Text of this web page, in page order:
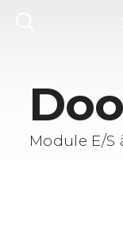
Module E/